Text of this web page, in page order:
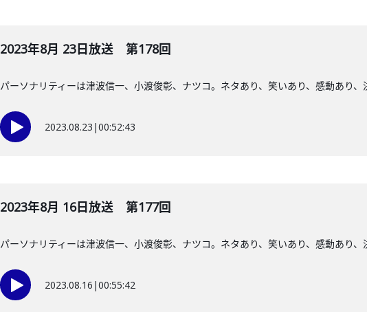
2023年8月 23日放送 第178回
パーソナリティーは津波信一、小渡俊彰、ナツコ。ネタあり、笑いあり、感動あり
2023.08.23 |00:52:43
2023年8月 16日放送 第177回
パーソナリティーは津波信一、小渡俊彰、ナツコ。ネタあり、笑いあり、感動あり
2023.08.16 |00:55:42